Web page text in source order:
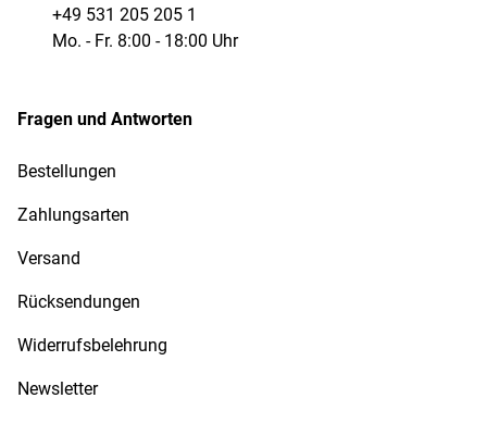
+49 531 205 205 1
Mo. - Fr. 8:00 - 18:00 Uhr
Fragen und Antworten
Bestellungen
Zahlungsarten
Versand
Rücksendungen
Widerrufsbelehrung
Newsletter